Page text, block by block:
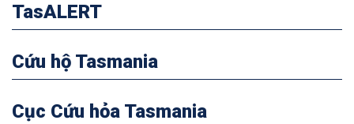
TasALERT
Cứu hộ Tasmania
Cục Cứu hỏa Tasmania